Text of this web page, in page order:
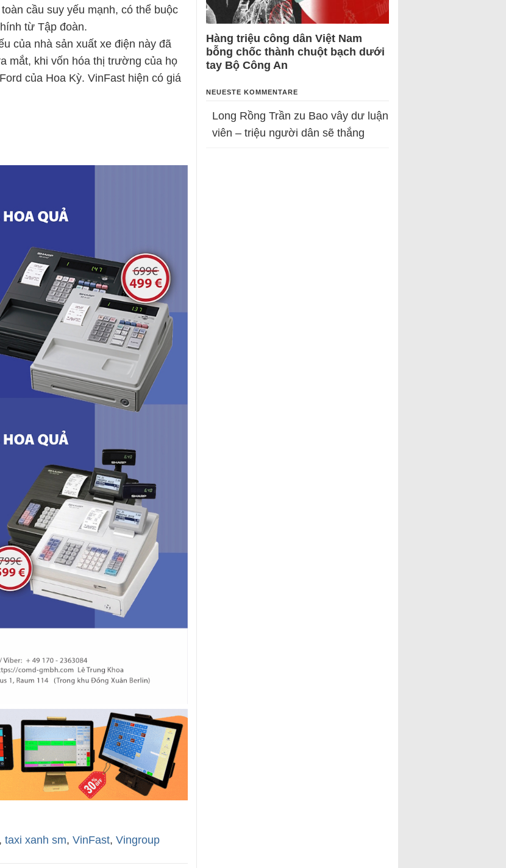
cầu suy yếu mạnh, có thể buộc
từ Tập đoàn.
của nhà sản xuất xe điện này đã
mắt, khi vốn hóa thị trường của họ
của Hoa Kỳ. VinFast hiện có giá
, taxi xanh sm, VinFast, Vingroup
Hàng triệu công dân Việt Nam
bỗng chốc thành chuột bạch dưới
tay Bộ Công An
NEUESTE KOMMENTARE
Long Rồng Trần zu Bao vây dư luận
viên – triệu người dân sẽ thắng